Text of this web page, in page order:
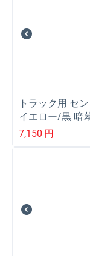
トラック用 セ
イエロー/黒 暗
7,150 円